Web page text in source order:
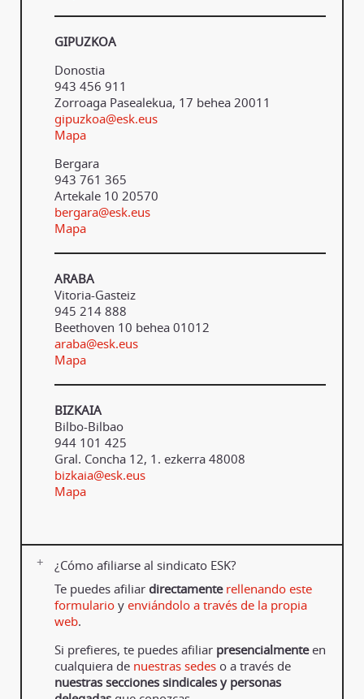
GIPUZKOA
Donostia
943 456 911
Zorroaga Pasealekua, 17 behea 20011
gipuzkoa@esk.eus
Mapa
Bergara
943 761 365
Artekale 10 20570
bergara@esk.eus
Mapa
ARABA
Vitoria-Gasteiz
945 214 888
Beethoven 10 behea 01012
araba@esk.eus
Mapa
BIZKAIA
Bilbo-Bilbao
944 101 425
Gral. Concha 12, 1. ezkerra 48008
bizkaia@esk.eus
Mapa
¿Cómo afiliarse al sindicato ESK?
Te puedes afiliar directamente rellenando este
formulario y enviándolo a través de la propia
web.
Si prefieres, te puedes afiliar presencialmenteen
cualquiera de nuestras sedes o a través de
nuestras secciones sindicales y personas